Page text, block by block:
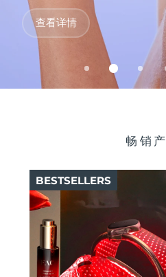
使用优惠码
查看详情
立即购买
查看详情
发现更多
畅销
BESTSELLERS
红光疗法
面部清洁
LUNA™ 4 套
Anti-aging
BEAR™ 2 套
Microcurrent
德国
加拿大
巴林
比利时
百慕大
波斯尼亚和黑塞哥维那